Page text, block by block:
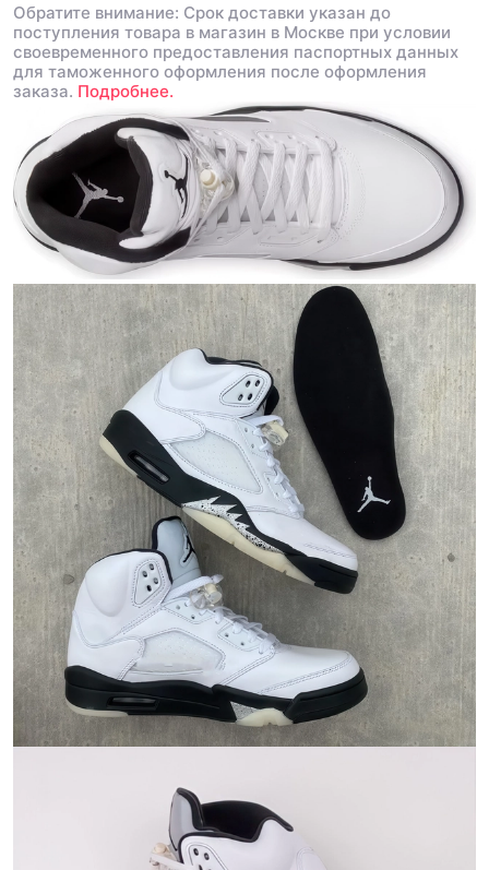
Обратите внимание: Срок доставки указан до
поступления товара в магазин в Москве при условии
своевременного предоставления паспортных данных
для таможенного оформления после оформления
заказа. Подробнее.